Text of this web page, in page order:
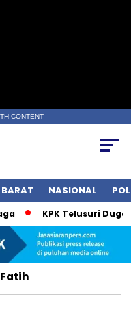
CONTENT
NASIONAL
KPK Telusuri